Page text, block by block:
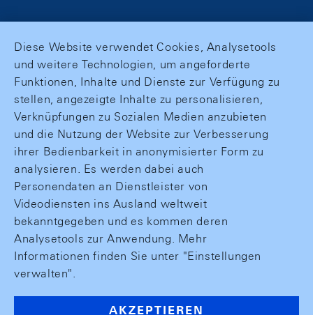
Diese Website verwendet Cookies, Analysetools
und weitere Technologien, um angeforderte
Funktionen, Inhalte und Dienste zur Verfügung zu
stellen, angezeigte Inhalte zu personalisieren,
Verknüpfungen zu Sozialen Medien anzubieten
und die Nutzung der Website zur Verbesserung
ihrer Bedienbarkeit in anonymisierter Form zu
analysieren. Es werden dabei auch
Personendaten an Dienstleister von
Videodiensten ins Ausland weltweit
bekanntgegeben und es kommen deren
Analysetools zur Anwendung. Mehr
Informationen finden Sie unter "Einstellungen
verwalten".
AKZEPTIEREN